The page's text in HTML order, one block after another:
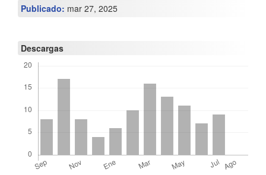
Publicado: mar 27, 2025
Descargas